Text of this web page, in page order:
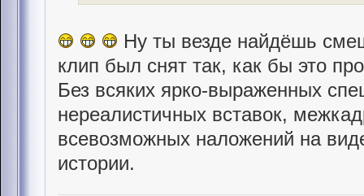
Ну ты везде найдёшь
клип был снят так, как бы это
Без всяких ярко-выраженных
нереалистичных вставок,
всевозможных наложений на
истории.